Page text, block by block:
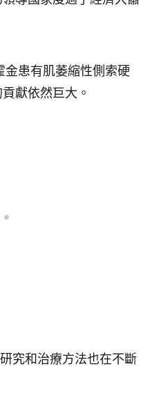
金患有肌萎縮性側索硬
獻依然巨大。
究和治療方法也在不斷